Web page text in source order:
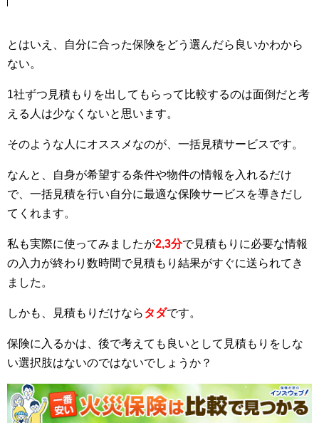
とはいえ、自分に合った保険をどう選んだら良いかわから
ない。
1社ずつ見積もりを出してもらって比較するのは面倒だと考
える人は少なくないと思います。
そのような人にオススメなのが、一括見積サービスです。
なんと、自身が希望する条件や物件の情報を入れるだけ
で、一括見積を行い自分に最適な保険サービスを導きだし
てくれます。
私も実際に使ってみましたが2,3分で見積もりに必要な情報
の入力が終わり数時間で見積もり結果がすぐに送られてき
ました。
しかも、見積もりだけならタダです。
保険に入るかは、後で考えても良いとして見積もりをしな
い選択肢はないのではないでしょうか？